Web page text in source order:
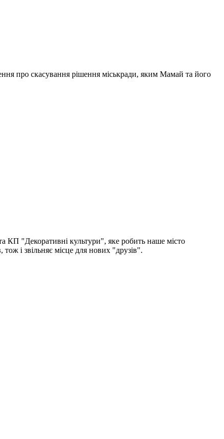
про скасування рішення міськради, яким Мамай та його
КП "Декоративні культури", яке робить наше місто
і звільняє місце для нових "друзів".